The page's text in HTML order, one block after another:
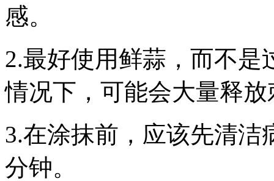
感。
2.最好使用鲜蒜，而不
情况下，可能会大量释
3.在涂抹前，应该先清洁
分钟。